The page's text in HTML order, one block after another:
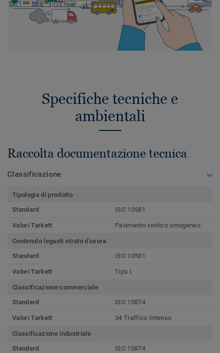
Specifiche tecniche e
ambientali
Raccolta documentazione tecnica
Classificazione
Tipologia di prodotto
Standard
ISO 10581
Valori Tarkett Pavimento vinilico omogeneo
Contenuto leganti strato d'usura
Standard
ISO 10581
Valori Tarkett Tipo I
Classificazione commerciale
Standard
ISO 10874
Valori Tarkett 34 Traffico Intenso
Classificazione industriale
Standard
ISO 10874